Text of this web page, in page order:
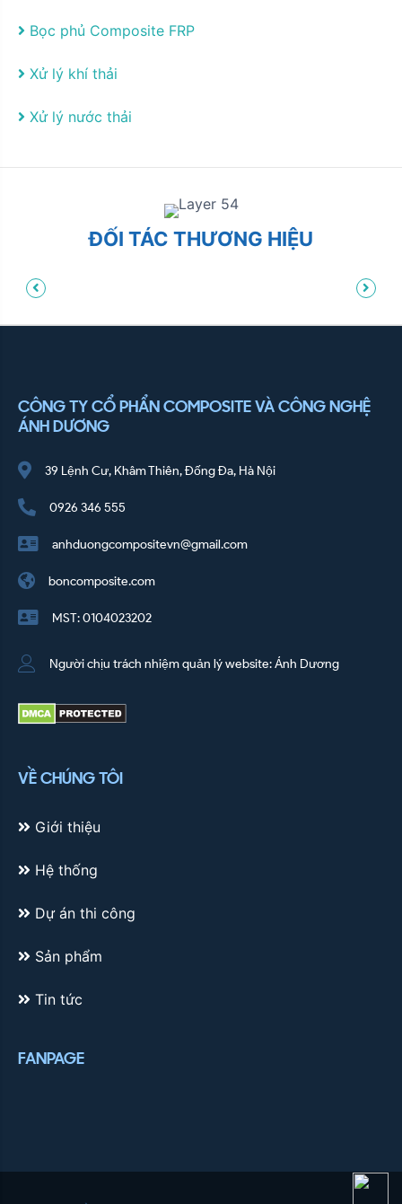
Bọc phủ Composite FRP
Xử lý khí thải
Xử lý nước thải
ĐỐI TÁC THƯƠNG HIỆU
CÔNG TY CỔ PHẨN COMPOSITE VÀ CÔNG NGHỆ
ÁNH DƯƠNG
39 Lệnh Cư, Khâm Thiên, Đống Đa, Hà Nội
0926 346 555
anhduongcompositevn@gmail.com
boncomposite.com
MST: 0104023202
Người chịu trách nhiệm quản lý website: Ánh Dương
VỀ CHÚNG TÔI
Giới thiệu
Hệ thống
Dự án thi công
Sản phẩm
Tin tức
FANPAGE
Zalo